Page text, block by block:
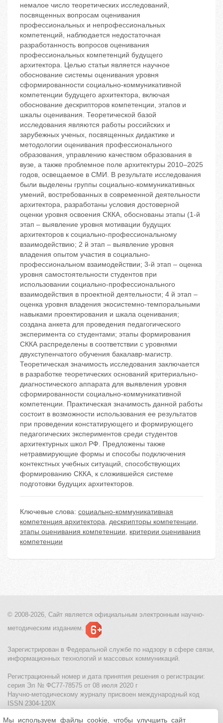
немалое число теоретических исследований,
посвященных вопросам оценивания
профессиональных и непрофессиональных
компетенций, наблюдается недостаточная
разработанность вопросов оценивания
профессиональных компетенций будущего
архитектора. Целью статьи является научное
обоснование системы оценивания уровня
сформированности социально-коммуникативной
компетенции будущего архитектора, включая
обоснование дескрипторов компетенции, этапов и
шкалы оценивания. Теоретической базой
исследования являются работы российских и
зарубежных ученых, посвященных дидактике и
методологии оценивания профессионального
образования, управлению качеством образования в
вузе, а также проблемное поле архитектуры 2010–2025
годов, освещаемое в СМИ. В результате исследования
были выделены группы социально-коммуникативных
умений, востребованных в современной деятельности
архитектора, разработаны условия достоверной
оценки уровня освоения СККА, обоснованы этапы (1-й
этап – выявление уровня мотивации будущих
архитекторов к социально-профессиональному
взаимодействию; 2 й этап – выявление уровня
владения опытом участия в социально-
профессиональном взаимодействии; 3-й этап – оценка
уровня самостоятельности студентов при
использовании социально-профессионального
взаимодействия в проектной деятельности; 4 й этап –
оценка уровня владения экосистемно-темпоральными
навыками проектирования и шкала оценивания;
создана анкета для проведения педагогического
эксперимента со студентами; этапы формирования
СККА распределены в соответствии с уровнями
двухступенчатого обучения бакалавр-магистр.
Теоретическая значимость исследования заключается
в разработке теоретических оснований критериально-
диагностического аппарата для выявления уровня
сформированности социально-коммуникативной
компетенции. Практическая значимость данной работы
состоит в возможности использования ее результатов
при проведении констатирующего и формирующего
педагогических экспериментов среди студентов
архитектурных школ РФ. Предложены также
нетравмирующие формы и способы подключения
контекстных учебных ситуаций, способствующих
формированию СККА, к сложившейся системе
подготовки будущих архитекторов.
Ключевые слова: социально-коммуникативная
компетенция архитектора, дескрипторы компетенции,
этапы оценивания компетенции, критерии оценивания
компетенции
© 2008-2026, Сайт является официальным электронным научно-
методическим изданием.
Зарегистрирован в Федеральной службе по надзору в сфере связи,
информационных технологий и массовых коммуникаций.
Регистрационный номер и дата принятия решения о регистрации:
серия Эл № ФС77-78575 от 08 июля 2020 г
Научно-методическому журналу присвоен международный код
ISSN 2304-120X
МЦИТО|Школьные олимпиады и онлайн конкурсы для детей
Мы используем файлы cookie, чтобы улучшить сайт